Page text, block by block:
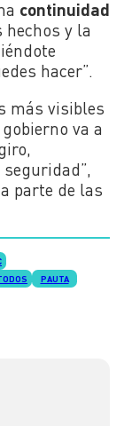
continuidad
hechos y la
hacer”.
más visibles
va a
parte de las
PAUTA